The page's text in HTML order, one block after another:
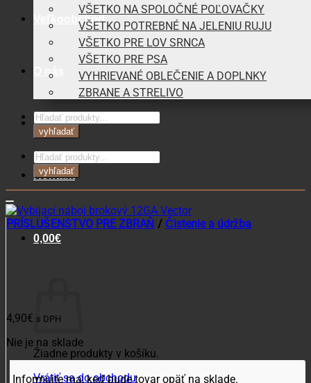
Veľkoobchod
O nás
Blog
Kontakt
0,00€
Žiadne produkty v košíku.
Vrátiť sa do obchodu
VŠETKO NA SPOLOČNÉ POĽOVAČKY
VŠETKO POTREBNÉ NA JELENIU RUJU
VŠETKO PRE LOV SRNCA
VŠETKO PRE PSA
VYHRIEVANÉ OBLEČENIE A DOPLNKY
ZBRANE A STRELIVO
Products
search
vyhľadať
Products
search
vyhľadať
PRÍSLUŠENSTVO PRE ZBRAŇ / Čistenie a údržba
4,90€ s DPH
Nie je na sklade
Informujte ma, keď bude tovar opäť na sklade.